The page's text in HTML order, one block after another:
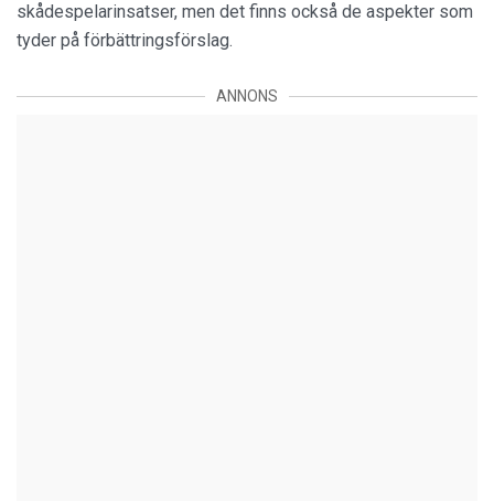
skådespelarinsatser, men det finns också de aspekter som
tyder på förbättringsförslag.
ANNONS